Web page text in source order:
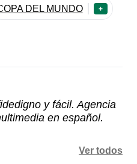
DEL MUNDO +
y fácil. Agencia
en español.
Ver todos